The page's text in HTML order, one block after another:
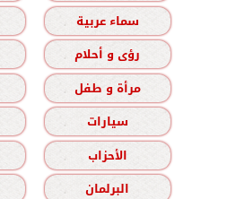
سماء عربية
رؤى و أحلام
مرأة و طفل
سيارات
الأحزاب
البرلمان